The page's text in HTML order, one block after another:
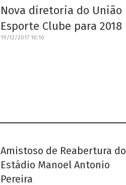
Nova diretoria do União
Esporte Clube para 2018
19/12/2017 10:10
Amistoso de Reabertura do
Estádio Manoel Antonio
Pereira